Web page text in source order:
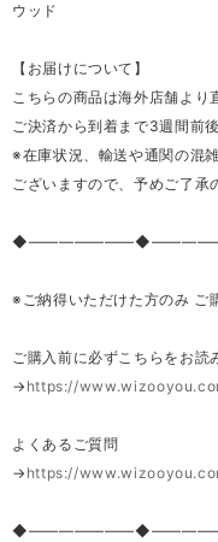
ウッド
【お届けについて】
こちらの商品は海外店舗より
ご決済から到着まで3週間前
※在庫状況、輸送や通関の混
ございますので、予めご了承
※ご納得いただけた方のみ ご
ご購入前に必ずこちらをお読
→ https://
よくあるご質問
→ https://